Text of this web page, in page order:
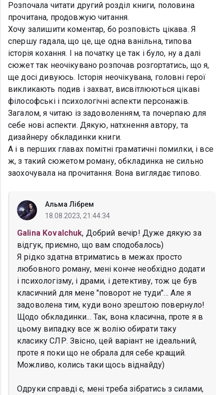
Розпочала читати другий розділ книги, половина
прочитана, продовжую читання.
Хочу залишити коментар, бо розповість цікава. Я
спершу гадала, що це, ще одна ванільна, типова
історія кохання. І на початку це так і було, ну а далі
сюжет так неочікувано розпочав розгортатись, що я,
ще досі дивуюсь. Історія неочікувана, головні герої
викликають подив і захват, висвітлюються цікаві
філософські і психологічні аспекти персонажів.
Загалом, я читаю із задоволенням, та почерпаю для
себе нові аспекти. Дякую, натхнення автору, та
дизайнеру обкладинки книги.
А і в перших главах помітні граматичні помилки, і все
ж, з такий сюжетом роману, обкладинка не сильно
заохочувала на прочитання. Вона виглядає типово.
Альма Лібрем
18.08.2023, 21:44:34
Galina Kovalchuk, Добрий вечір! Дуже дякую за
відгук, приємно, що вам сподобалось)
Я рідко здатна втриматись в межах просто
любовного роману, мені конче необхідно додати
і психологізму, і драми, і детективу, тож це був
класичний для мене "поворот не туди"... Але я
задоволена тим, куди воно зрештою повернуло!
Щодо обкладинки... Так, вона класична, проте я в
цьому випадку все ж волію обирати таку
класику СЛР. Звісно, цей варіант не ідеальний,
проте я поки що не обрала для себе кращий.
Можливо, колись таки щось віднайду)
Одруки справді є, мені треба зібратись з силами,